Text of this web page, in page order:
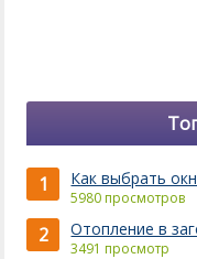
1 Как выбрать
5980 просмотров
2 Отопление в
3491 просмотр